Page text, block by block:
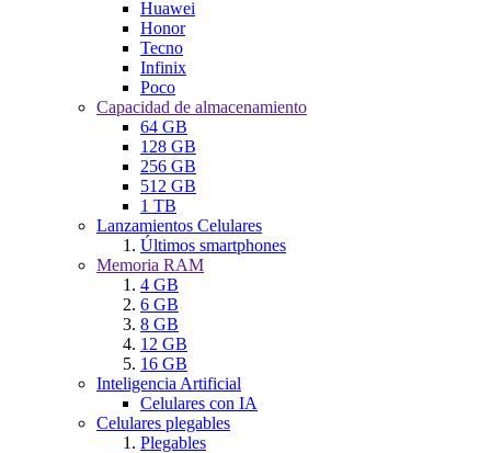
Huawei
Honor
Tecno
Infinix
Poco
Capacidad de almacenamiento
64 GB
128 GB
256 GB
512 GB
1 TB
Lanzamientos Celulares
Últimos smartphones
Memoria RAM
4 GB
6 GB
8 GB
12 GB
16 GB
Inteligencia Artificial
Celulares con IA
Celulares plegables
Plegables